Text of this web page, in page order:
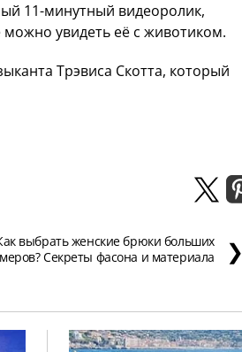
11-минутный видеоролик,
увидеть её с животиком.
Трэвиса Скотта, который
выбрать женские брюки больших
Секреты фасона и материала
❯